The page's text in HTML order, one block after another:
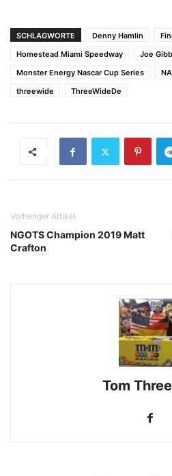
SCHLAGWORTE Denny Hamlin
Homestead Miami Speedway
Joe
Monster Energy Nascar Cup Series
threewide
ThreeWideDe
Vorheriger Artikel
NGOTS Champion 2019 Matt
Crafton
Tom